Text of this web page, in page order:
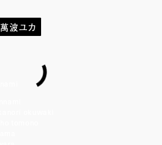
萬波ユカ